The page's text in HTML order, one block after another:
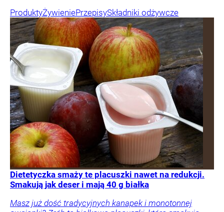
ProduktyŻywieniePrzepisySkładniki odżywcze
Dietetyczka smaży te placuszki nawet na redukcji.
Smakują jak deser i mają 40 g białka
Masz już dość tradycyjnych kanapek i monotonnej